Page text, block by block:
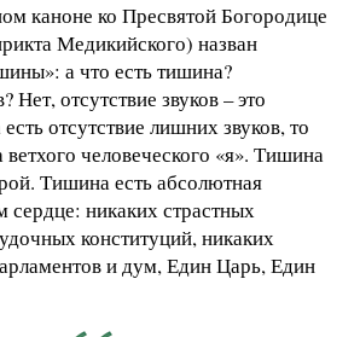
каноне ко Пресвятой Богородице
Медикийского) назван
а что есть тишина?
Нет, отсутствие звуков – это
отсутствие лишних звуков, то
человеческого «я». Тишина
Тишина есть абсолютная
никаких страстных
конституций, никаких
и дум, Един Царь, Един